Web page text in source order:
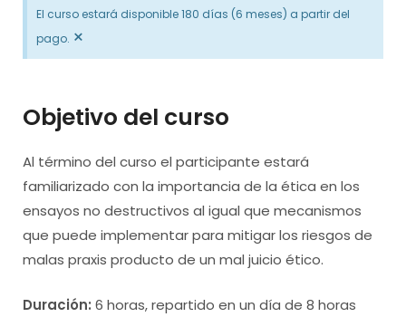
El curso estará disponible 180 días (6 meses) a partir del
pago. ×
Objetivo del curso
Al término del curso el participante estará
familiarizado con la importancia de la ética en los
ensayos no destructivos al igual que mecanismos
que puede implementar para mitigar los riesgos de
malas praxis producto de un mal juicio ético.
Duración: 6 horas, repartido en un día de 8 horas